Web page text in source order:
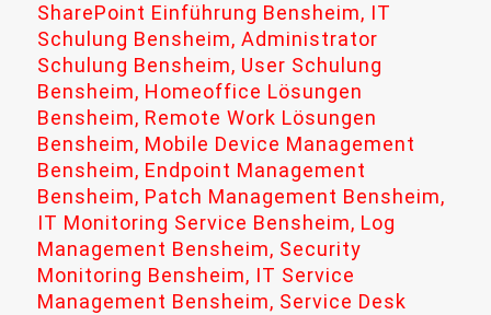
SharePoint Einführung Bensheim, IT
Schulung Bensheim, Administrator
Schulung Bensheim, User Schulung
Bensheim, Homeoffice Lösungen
Bensheim, Remote Work Lösungen
Bensheim, Mobile Device Management
Bensheim, Endpoint Management
Bensheim, Patch Management Bensheim,
IT Monitoring Service Bensheim, Log
Management Bensheim, Security
Monitoring Bensheim, IT Service
Management Bensheim, Service Desk